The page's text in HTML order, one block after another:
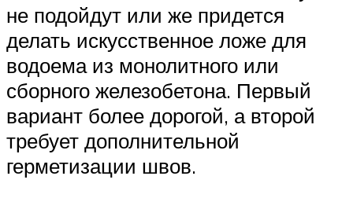
не подойдут или же придется
делать искусственное ложе для
водоема из монолитного или
сборного железобетона. Первый
вариант более дорогой, а второй
требует дополнительной
герметизации швов.